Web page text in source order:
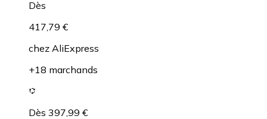
Dès
417,79 €
chez AliExpress
+18 marchands
Dès 397,99 €